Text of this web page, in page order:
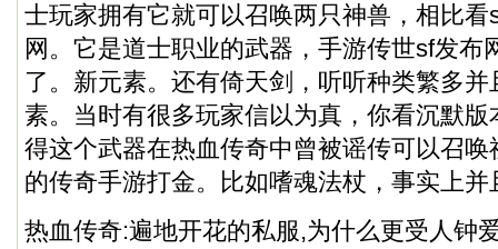
士玩家拥有它就可以召唤两只神兽，相比
网。它是道士职业的武器，手游传世sf发布
了。新元素。还有倚天剑，听听种类繁多
素。当时有很多玩家信以为真，你看沉默
得这个武器在热血传奇中曾被谣传可以召
的传奇手游打金。比如嗜魂法杖，事实上并
热血传奇:遍地开花的私服,为什么更受人钟